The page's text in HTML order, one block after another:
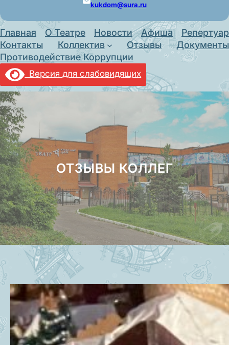
kukdom@sura.ru
Главная О Театре Новости Афиша
Репертуар
Контакты
Коллектив Отзывы
Документы
Противодействие Коррупции
Версия для слабовидящих
ОТЗЫВЫ КОЛЛЕГ